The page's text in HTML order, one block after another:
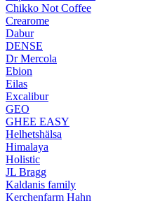
Chikko Not Coffee
Crearome
Dabur
DENSE
Dr Mercola
Ebion
Eilas
Excalibur
GEO
GHEE EASY
Helhetshälsa
Himalaya
Holistic
JL Bragg
Kaldanis family
Kerchenfarm Hahn